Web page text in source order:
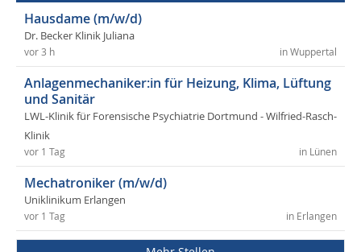
Hausdame (m/w/d)
Dr. Becker Klinik Juliana
in Wuppertal
vor 3 h
Anlagenmechaniker:in für Heizung, Klima, Lüftung
und Sanitär
LWL-Klinik für Forensische Psychiatrie Dortmund - Wilfried-Rasch-
Klinik
in Lünen
vor 1 Tag
Mechatroniker (m/w/d)
Uniklinikum Erlangen
in Erlangen
vor 1 Tag